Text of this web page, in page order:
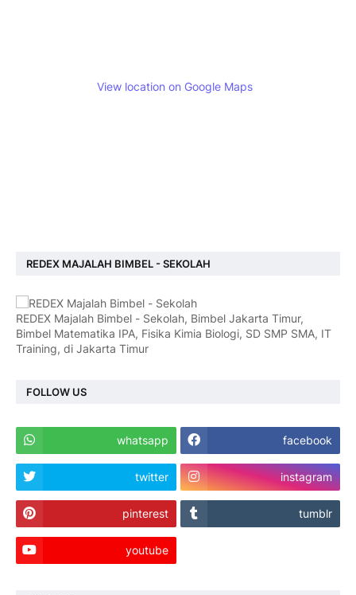
View location on Google Maps
REDEX MAJALAH BIMBEL - SEKOLAH
REDEX Majalah Bimbel - Sekolah, Bimbel Jakarta Timur,
Bimbel Matematika IPA, Fisika Kimia Biologi, SD SMP SMA, IT
Training, di Jakarta Timur
FOLLOW US
whatsapp facebook
twitter instagram
pinterest tumblr
youtube